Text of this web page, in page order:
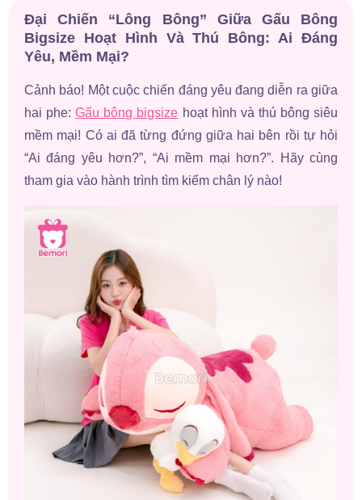
Đại Chiến “Lông Bông” Giữa Gấu Bông
Bigsize Hoạt Hình Và Thú Bông: Ai Đáng
Yêu, Mềm Mại?
Cảnh báo! Một cuộc chiến đáng yêu đang diễn ra giữa
hai phe:Gấu bông bigsize hoạt hình và thú bông siêu
mềm mại! Có ai đã từng đứng giữa hai bên rồi tự hỏi
“Ai đáng yêu hơn?”, “Ai mềm mại hơn?”. Hãy cùng
tham gia vào hành trình tìm kiếm chân lý nào!